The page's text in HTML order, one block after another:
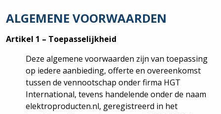
ALGEMENE VOORWAARDEN
Artikel 1 – Toepasselijkheid
Deze algemene voorwaarden zijn van toepassing
op iedere aanbieding, offerte en overeenkomst
tussen de vennootschap onder firma HGT
International, tevens handelende onder de naam
elektroproducten.nl, geregistreerd in het